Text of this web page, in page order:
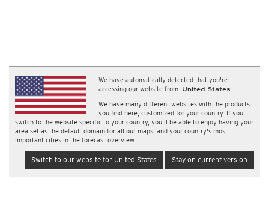
We have automatically detected that you're
accessing our website from: United States
We have many different websites with the products
you find here, customized for your country. If you
switch to the website specific to your country, you'll be able to enjoy having your
area set as the default domain for all our maps, and your country's most
important cities in the forecast overview.
Switch to our website for United States Stay on current version